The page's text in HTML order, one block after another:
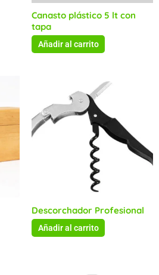
Canasto plástico 5 lt con
tapa
Añadir al carrito
Descorchador Profesional
Añadir al carrito